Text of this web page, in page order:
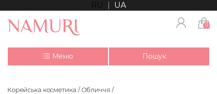
RU UA
0
Меню Пошук
Корейська косметика
Обличчя